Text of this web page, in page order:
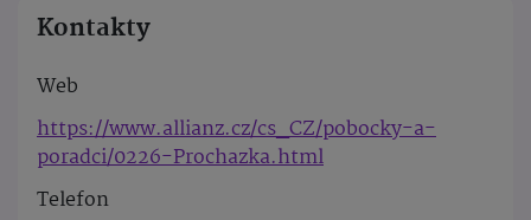
Kontakty
Web
https://www.allianz.cz/cs_CZ/pobocky-a-
poradci/0226-Prochazka.html
Telefon